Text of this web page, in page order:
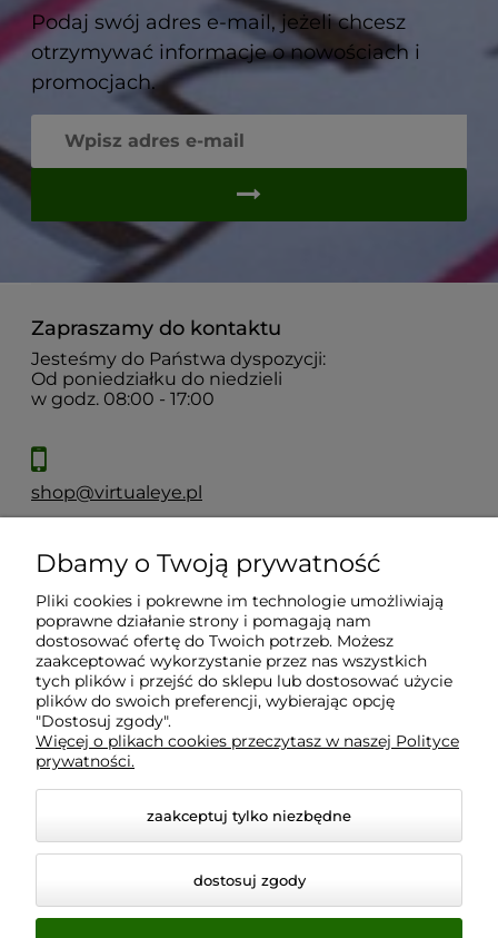
Podaj swój adres e-mail, jeżeli chcesz
otrzymywać informacje o nowościach i
promocjach.
Zapraszamy do kontaktu
Jesteśmy do Państwa dyspozycji:
Od poniedziałku do niedzieli
w godz. 08:00 - 17:00
shop@virtualeye.pl
Moje konto
Płatności i dostawa
Informacje
O nas
Dbamy o Twoją prywatność
Pliki cookies i pokrewne im technologie umożliwiają
poprawne działanie strony i pomagają nam
dostosować ofertę do Twoich potrzeb. Możesz
zaakceptować wykorzystanie przez nas wszystkich
tych plików i przejść do sklepu lub dostosować użycie
plików do swoich preferencji, wybierając opcję
"Dostosuj zgody".
Więcej o plikach cookies przeczytasz w naszej Polityce
prywatności.
zaakceptuj tylko niezbędne
dostosuj zgody